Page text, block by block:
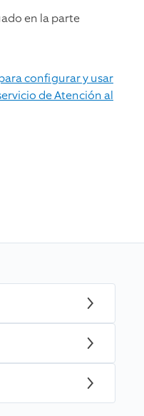
en la parte
configurar y usar
de Atención al